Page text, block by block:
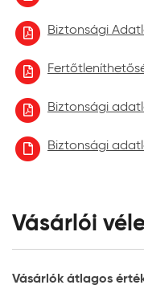
Biztonsági
Biztonsági
Biztonsági adatlap -
Vásárlói
Vásárlók átlagos